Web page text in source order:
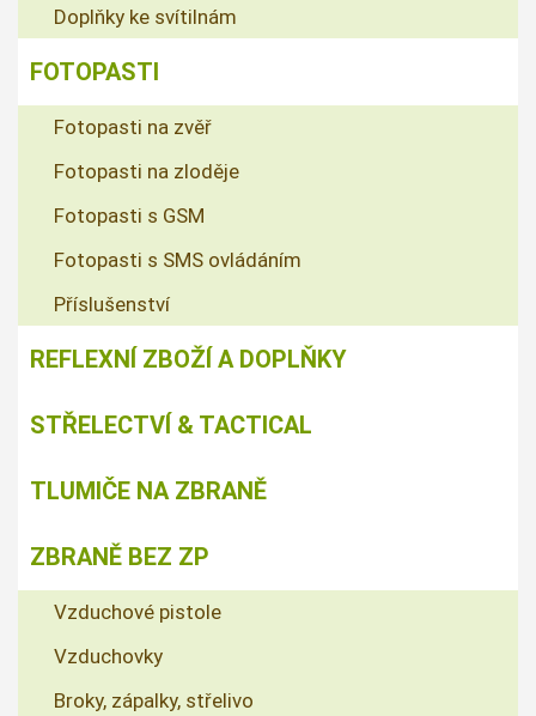
Doplňky ke svítilnám
FOTOPASTI
Fotopasti na zvěř
Fotopasti na zloděje
Fotopasti s GSM
Fotopasti s SMS ovládáním
Příslušenství
REFLEXNÍ ZBOŽÍ A DOPLŇKY
STŘELECTVÍ & TACTICAL
TLUMIČE NA ZBRANĚ
ZBRANĚ BEZ ZP
Vzduchové pistole
Vzduchovky
Broky, zápalky, střelivo